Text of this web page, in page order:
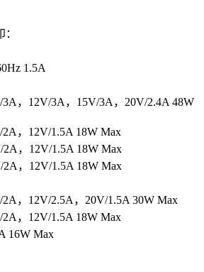
1.5A
，12V/3A，15V/3A，20V/2.4A 48W
，12V/1.5A 18W Max
，12V/1.5A 18W Max
，12V/1.5A 18W Max
，12V/2.5A，20V/1.5A 30W Max
，12V/1.5A 18W Max
16W Max